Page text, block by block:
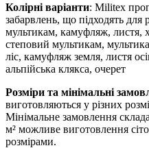
Колірні варіанти: Militex
забарвлень, що підходять для
мультикам, камуфляж, листя,
степовий мультикам,
ліс, камуфляж земля, листя
альпійська клякса, очерет
Розміри та мінімальні
виготовляються у різних
Мінімальне замовлення
м² можливе виготовлення
розмірами.